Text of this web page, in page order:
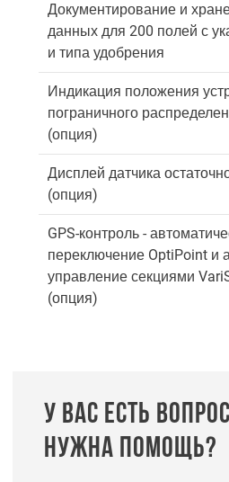
Документирование и
данных для 200 полей с
и типа удобрения
Индикация положения
пограничного
(опция)
Дисплей датчика
(опция)
GPS-контроль -
переключение OptiPoint и
управление секциями
(опция)
У ВАС ЕСТЬ
НУЖНА ПОМОЩЬ?